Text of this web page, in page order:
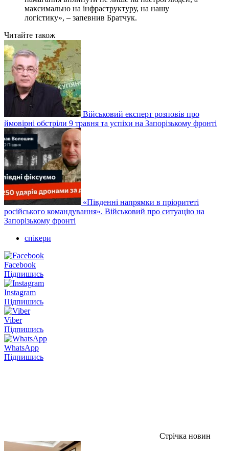
максимально на інфраструктуру, на нашу
логістику», – запевнив Братчук.
Читайте також
Військовий експерт розповів про
ймовірні обстріли 9 травня та успіхи на Запорізькому фронті
«Південні напрямки в пріоритеті
російського командування». Військовий про ситуацію на
Запорізькому фронті
спікери
Facebook
Підпишись
Instagram
Підпишись
Viber
Підпишись
WhatsApp
Підпишись
Стрічка новин